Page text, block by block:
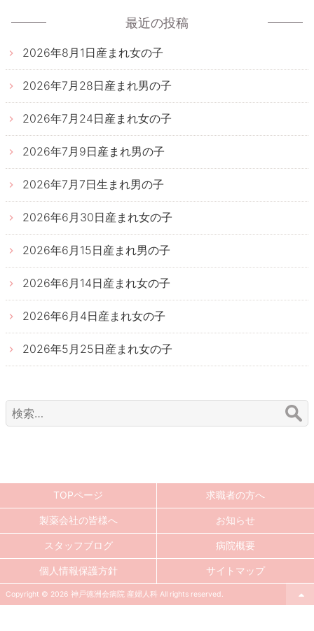
ゲ
シ
最近の投稿
2026年8月1日産まれ女の子
2026年7月28日産まれ男の子
2026年7月24日産まれ女の子
2026年7月9日産まれ男の子
2026年7月7日生まれ男の子
2026年6月30日産まれ女の子
2026年6月15日産まれ男の子
2026年6月14日産まれ女の子
2026年6月4日産まれ女の子
2026年5月25日産まれ女の子
検
索:
Copyright © 2026 神戸徳洲会病院 産婦人科 All rights reserved.
TOPページ 求職者の方へ
製薬会社の皆様へ お知らせ
スタッフブログ 病院概要
個人情報保護方針 サイトマップ